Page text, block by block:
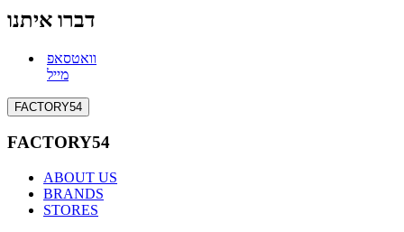
דברו איתנו
וואטסאפ
מייל
FACTORY54
FACTORY54
ABOUT US
BRANDS
STORES